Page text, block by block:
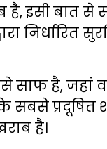
है, इसी बात
निर्धारित
साफ है, जहां
सबसे
है।